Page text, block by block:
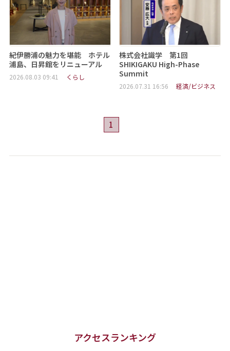
紀伊勝浦の魅力を堪能 ホテル
浦島、日昇館をリニューアル
2026.08.03 09:41 くらし
株式会社識学 第1回
SHIKIGAKU High-Phase
Summit
2026.07.31 16:56 経済/ビジネス
1
アクセスランキング